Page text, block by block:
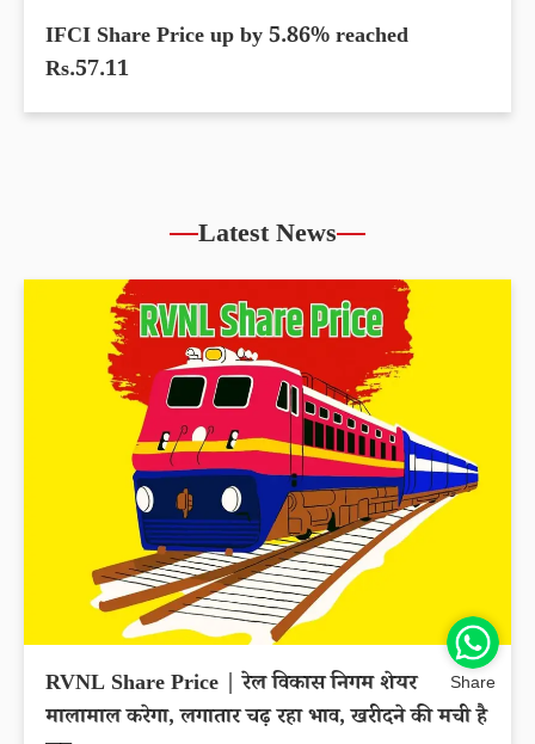
IFCI Share Price up by 5.86% reached
Rs.57.11
Latest News
RVNL Share Price | रेल विकास निगम शेयर
मालामाल करेगा, लगातार चढ़ रहा भाव, खरीदने की मची है
Share